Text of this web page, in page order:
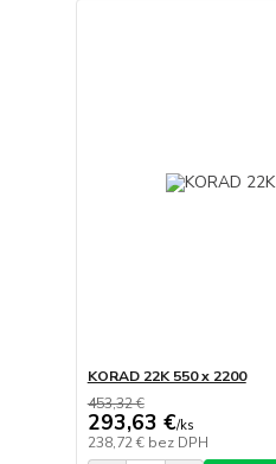
KORAD 22K 550 x 2200
453,32 €
293,63 €/ks
238,72 € bez DPH